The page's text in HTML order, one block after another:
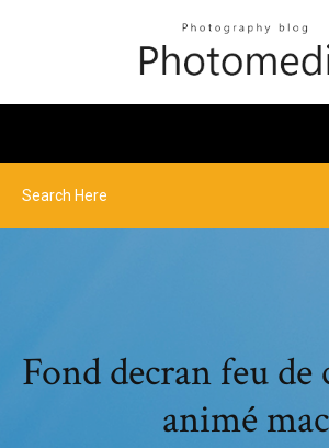
Fond decran feu de
animé mac